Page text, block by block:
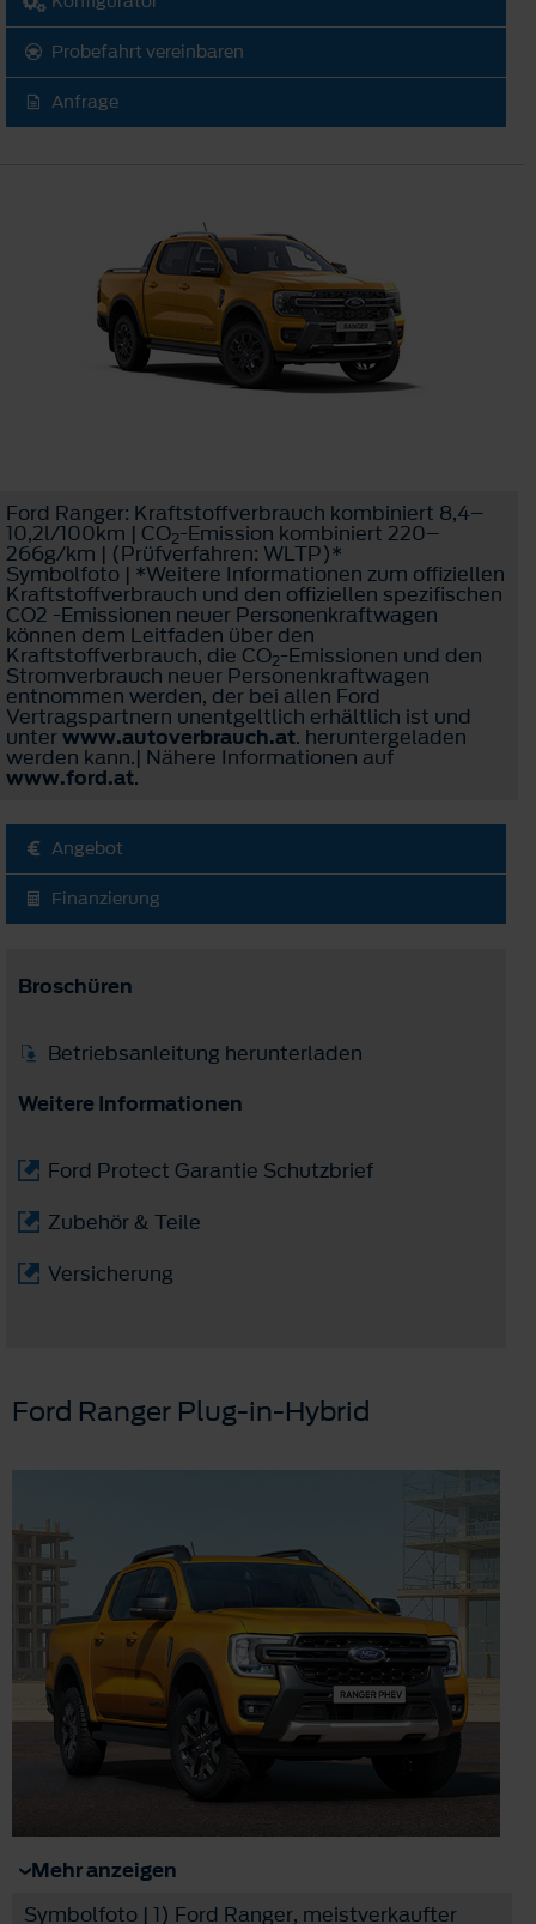
Probefahrt vereinbaren
Anfrage
Ford Ranger: Kraftstoffverbrauch kombiniert 8,4–
10,2l/100km | CO2-Emission kombiniert 220–
266g/km | (Prüfverfahren: WLTP)*
Symbolfoto | *Weitere Informationen zum offiziellen
Kraftstoffverbrauch und den offiziellen spezifischen
CO2 -Emissionen neuer Personenkraftwagen
können dem Leitfaden über den
Kraftstoffverbrauch, die CO2-Emissionen und den
Stromverbrauch neuer Personenkraftwagen
entnommen werden, der bei allen Ford
Vertragspartnern unentgeltlich erhältlich ist und
unterwww.autoverbrauch.at. heruntergeladen
werden kann.| Nähere Informationen auf
www.ford.at.
Angebot
Finanzierung
Broschüren
Betriebsanleitung herunterladen
Weitere Informationen
Ford Protect Garantie Schutzbrief
Zubehör & Teile
Versicherung
Ford Ranger Plug-in-Hybrid
Mehr anzeigen
Symbolfoto | 1) Ford Ranger, meistverkaufter